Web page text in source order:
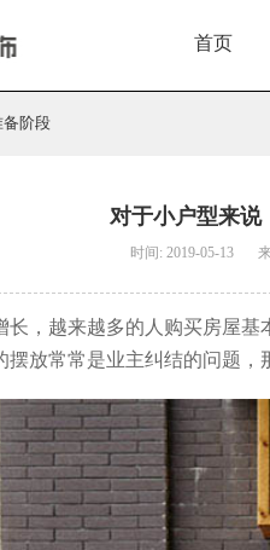
首页
备阶段
对于小户型来说
时间: 2019-05-13
长，越来越多的人购买房屋
摆放常常是业主纠结的问题，